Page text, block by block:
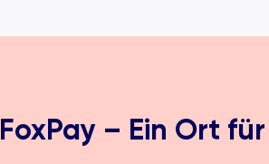
FoxPay – Ein Ort